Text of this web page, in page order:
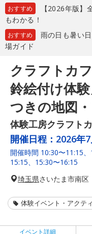
おすすめ
【2026年版】
もわかる！
おすすめ
雨の日も暑い
場ガイド
クラフトカ
鈴絵付け体
つきの地図
体験工房クラフト
開催日程： 2026年
開催時間 10:30〜11:15
15:15、15:30〜16:15
埼玉県さいたま市南区
体験イベント・アクテ
イベント詳細